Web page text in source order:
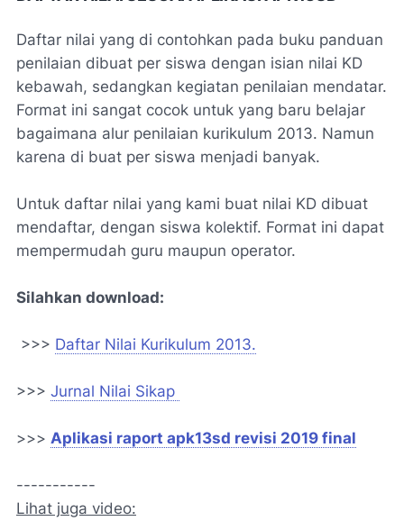
Daftar nilai yang di contohkan pada buku panduan
penilaian dibuat per siswa dengan isian nilai KD
kebawah, sedangkan kegiatan penilaian mendatar.
Format ini sangat cocok untuk yang baru belajar
bagaimana alur penilaian kurikulum 2013. Namun
karena di buat per siswa menjadi banyak.
Untuk daftar nilai yang kami buat nilai KD dibuat
mendaftar, dengan siswa kolektif. Format ini dapat
mempermudah guru maupun operator.
Silahkan download:
>>> Daftar Nilai Kurikulum 2013.
>>> Jurnal Nilai Sikap
>>> Aplikasi raport apk13sd revisi 2019 final
-----------
Lihat juga video: